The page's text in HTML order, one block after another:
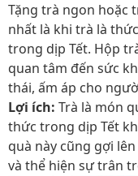
Tặng trà ngon hoặc
nhất là khi trà là
trong dịp Tết. Hộp
quan tâm đến sức
thái, ấm áp cho
Lợi ích: Trà là món
thức trong dịp Tết
quà này cũng gợi
và thể hiện sự trân